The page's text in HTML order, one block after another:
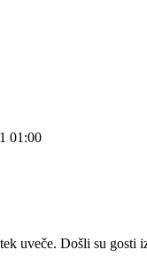
01:00
uveče. Došli su gosti